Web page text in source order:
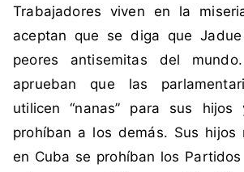
s
t
t
u
c
i
ó
Trabajadores viven en la
aceptan que se diga que
peores antisemitas del
aprueban que las
utilicen “nanas” para sus
prohíban a los demás. Sus hijos
en Cuba se prohíban los